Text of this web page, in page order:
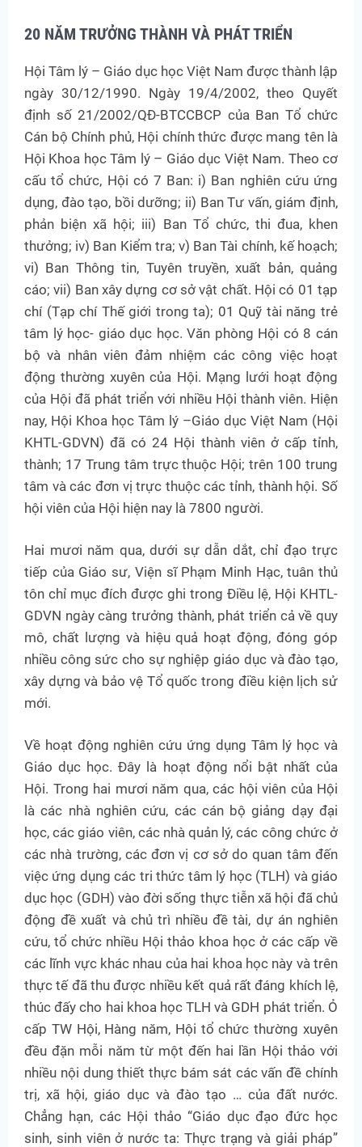
20 NĂM TRƯỞNG THÀNH VÀ PHÁT TRIỂN
Hội Tâm lý – Giáo dục học Việt Nam được thành lập
ngày 30/12/1990. Ngày 19/4/2002, theo Quyết
định số 21/2002/QĐ-BTCCBCP của Ban Tổ chức
Cán bộ Chính phủ, Hội chính thức được mang tên là
Hội Khoa học Tâm lý – Giáo dục Việt Nam. Theo cơ
cấu tổ chức, Hội có 7 Ban: i) Ban nghiên cứu ứng
dụng, đào tạo, bồi dưỡng; ii) Ban Tư vấn, giám định,
phản biện xã hội; iii) Ban Tổ chức, thi đua, khen
thưởng; iv) Ban Kiểm tra; v) Ban Tài chính, kế hoạch;
vi) Ban Thông tin, Tuyên truyền, xuất bản, quảng
cáo; vii) Ban xây dựng cơ sở vật chất. Hội có 01 tạp
chí (Tạp chí Thế giới trong ta); 01 Quỹ tài năng trẻ
tâm lý học- giáo dục học. Văn phòng Hội có 8 cán
bộ và nhân viên đảm nhiệm các công việc hoạt
động thường xuyên của Hội. Mạng lưới hoạt động
của Hội đã phát triển với nhiều Hội thành viên. Hiện
nay, Hội Khoa học Tâm lý –Giáo dục Việt Nam (Hội
KHTL-GDVN) đã có 24 Hội thành viên ở cấp tỉnh,
thành; 17 Trung tâm trực thuộc Hội; trên 100 trung
tâm và các đơn vị trực thuộc các tỉnh, thành hội. Số
hội viên của Hội hiện nay là 7800 người.
Hai mươi năm qua, dưới sự dẫn dắt, chỉ đạo trực
tiếp của Giáo sư, Viện sĩ Phạm Minh Hạc, tuân thủ
tôn chỉ mục đích được ghi trong Điều lệ, Hội KHTL-
GDVN ngày càng trưởng thành, phát triển cả về quy
mô, chất lượng và hiệu quả hoạt động, đóng góp
nhiều công sức cho sự nghiệp giáo dục và đào tạo,
xây dựng và bảo vệ Tổ quốc trong điều kiện lịch sử
mới.
Về hoạt động nghiên cứu ứng dụng Tâm lý học và
Giáo dục học. Đây là hoạt động nổi bật nhất của
Hội. Trong hai mươi năm qua, các hội viên của Hội
là các nhà nghiên cứu, các cán bộ giảng dạy đại
học, các giáo viên, các nhà quản lý, các công chức ở
các nhà trường, các đơn vị cơ sở do quan tâm đến
việc ứng dụng các tri thức tâm lý học (TLH) và giáo
dục học (GDH) vào đời sống thực tiễn xã hội đã chủ
động đề xuất và chủ trì nhiều đề tài, dự án nghiên
cứu, tổ chức nhiều Hội thảo khoa học ở các cấp về
các lĩnh vực khác nhau của hai khoa học này và trên
thực tế đã thu được nhiều kết quả rất đáng khích lệ,
thúc đấy cho hai khoa học TLH và GDH phát triển. Ỏ
cấp TW Hội, Hàng năm, Hội tổ chức thường xuyên
đều đặn mỗi năm từ một đến hai lần Hội thảo với
nhiều nội dung thiết thực bám sát các vấn đề chính
trị, xã hội, giáo dục và đào tạo … của đất nước.
Chẳng hạn, các Hội thảo “Giáo dục đạo đức học
sinh, sinh viên ở nước ta: Thực trạng và giải pháp”